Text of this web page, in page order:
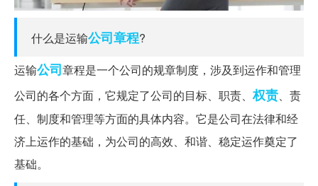
什么是运输公司章程?
运输公司章程是一个公司的规章制度，涉及到运作和管理
公司的各个方面，它规定了公司的目标、职责、权责 、责
任、制度和管理等方面的具体内容。它是公司在法律和经
济上运作的基础，为公司的高效、和谐、稳定运作奠定了
基础。